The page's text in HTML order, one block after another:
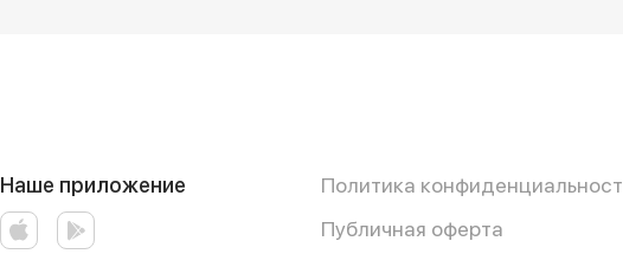
Наше приложение
Политика
Публичная оферта